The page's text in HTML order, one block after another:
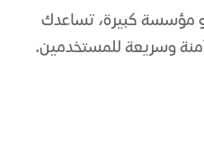
مؤسسة كبيرة، تساعدك
آمنة وسريعة للمستخدمين.